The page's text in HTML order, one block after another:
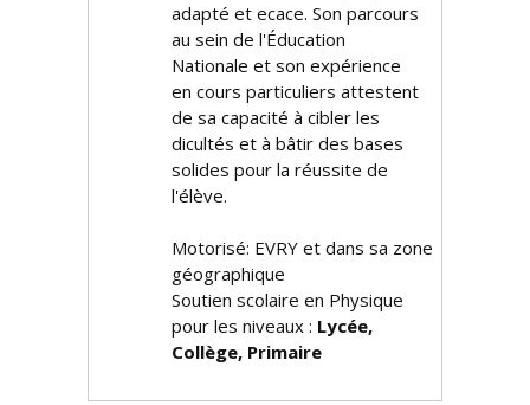
adapté et efficace. Son parcours
au sein de l'Éducation
Nationale et son expérience
en cours particuliers attestent
de sa capacité à cibler les
difficultés et à bâtir des bases
solides pour la réussite de
l'élève.
Motorisé: EVRY et dans sa zone
géographique
Soutien scolaire en Physique
pour les niveaux : Lycée,
Collège, Primaire